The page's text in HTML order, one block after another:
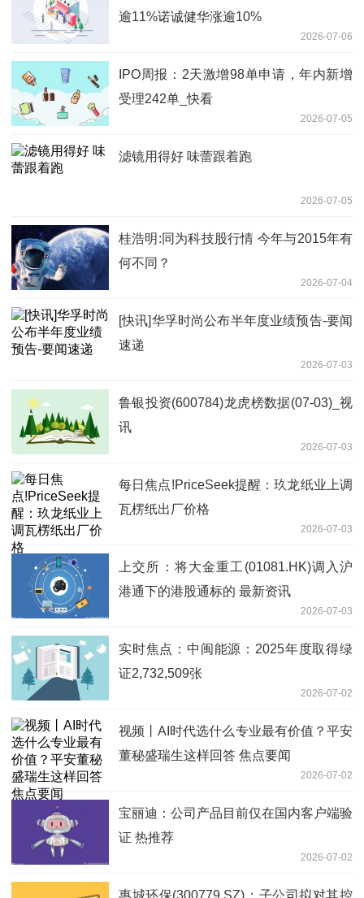
逾11%诺诚健华涨逾10%
2026-07-06
IPO周报：2天激增98单申请，年内新增
受理242单_快看
2026-07-05
滤镜用得好 味蕾跟着跑
2026-07-05
桂浩明:同为科技股行情 今年与2015年有
何不同？
2026-07-04
[快讯]华孚时尚公布半年度业绩预告-要闻
速递
2026-07-03
鲁银投资(600784)龙虎榜数据(07-03)_视
讯
2026-07-03
每日焦点!PriceSeek提醒：玖龙纸业上调
瓦楞纸出厂价格
2026-07-03
上交所：将大金重工(01081.HK)调入沪
港通下的港股通标的 最新资讯
2026-07-03
实时焦点：中闽能源：2025年度取得绿
证2,732,509张
2026-07-02
视频丨AI时代选什么专业最有价值？平安
董秘盛瑞生这样回答 焦点要闻
2026-07-02
宝丽迪：公司产品目前仅在国内客户端验
证 热推荐
2026-07-02
惠城环保(300779.SZ)：子公司拟对其控